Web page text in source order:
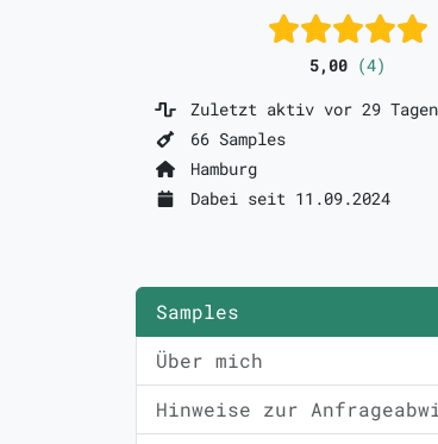
5,00 (4)
Zuletzt aktiv vor 29 Tagen
66 Samples
Hamburg
Dabei seit 11.09.2024
Samples
Über mich
Hinweise zur